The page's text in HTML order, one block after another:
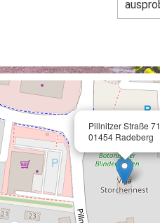
Pillnitzer Straße 71
01454 Radeberg